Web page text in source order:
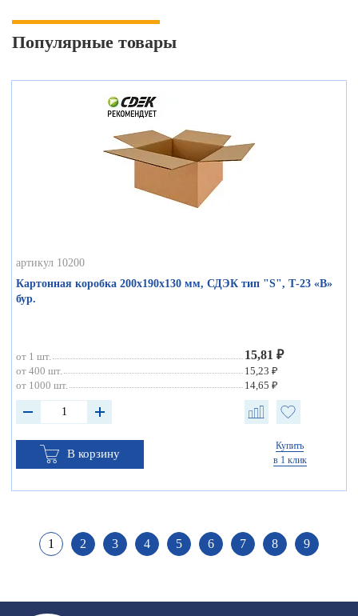
Популярные товары
артикул 10200
Картонная коробка 200х190х130 мм, СДЭК тип "S", Т-23 «В»
бур.
от 1 шт. 15,81 ₽
от 400 шт.
15,23 ₽
от 1000 шт.
14,65 ₽
В корзину
Купить
в 1 клик
1 2 3 4 5 6 7 8 9